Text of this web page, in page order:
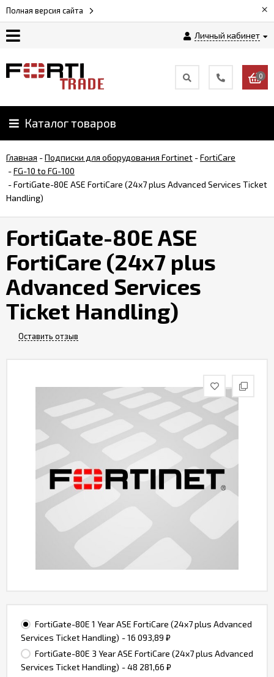
Полная версия сайта ×
Личный кабинет
Как
заказать
и
оплата
Контакты
0
Каталог товаров
Главная -Подписки для оборудования Fortinet -FortiCare
-FG-10 to FG-100
-FortiGate-80E ASE FortiCare (24x7 plus Advanced Services Ticket
Handling)
FortiGate-80E ASE
FortiCare (24x7 plus
Advanced Services
Ticket Handling)
Оставить отзыв
FortiGate-80E 1 Year ASE FortiCare (24x7 plus Advanced
Services Ticket Handling) - 16 093,89 ₽
FortiGate-80E 3 Year ASE FortiCare (24x7 plus Advanced
Services Ticket Handling) - 48 281,66 ₽